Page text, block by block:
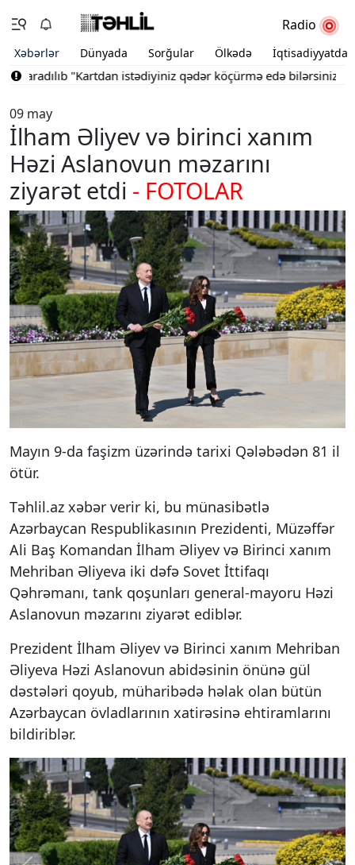
Radio
Xəbərlər Dünyada Sorğular Ölkədə İqtisadiyyatda
"Kartdan istədiyiniz qədər köçürmə edə bilərsiniz"
09 may
İlham Əliyev və birinci xanım
Həzi Aslanovun məzarını
ziyarət etdi - FOTOLAR
Mayın 9-da faşizm üzərində tarixi Qələbədən 81 il
ötür.
Təhlil.az xəbər verir ki, bu münasibətlə
Azərbaycan Respublikasının Prezidenti, Müzəffər
Ali Baş Komandan İlham Əliyev və Birinci xanım
Mehriban Əliyeva iki dəfə Sovet İttifaqı
Qəhrəmanı, tank qoşunları general-mayoru Həzi
Aslanovun məzarını ziyarət ediblər.
Prezident İlham Əliyev və Birinci xanım Mehriban
Əliyeva Həzi Aslanovun abidəsinin önünə gül
dəstələri qoyub, müharibədə həlak olan bütün
Azərbaycan övladlarının xatirəsinə ehtiramlarını
bildiriblər.